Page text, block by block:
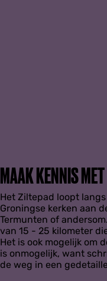
MAAK KENNIS
Het Ziltepad loopt
Groningse kerken aan
Termunten of
van 15 - 25 kilometer
Het is ook mogelijk om
is onmogelijk, want
de weg in een